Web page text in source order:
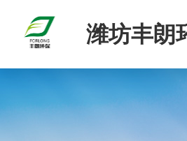
潍坊丰朗